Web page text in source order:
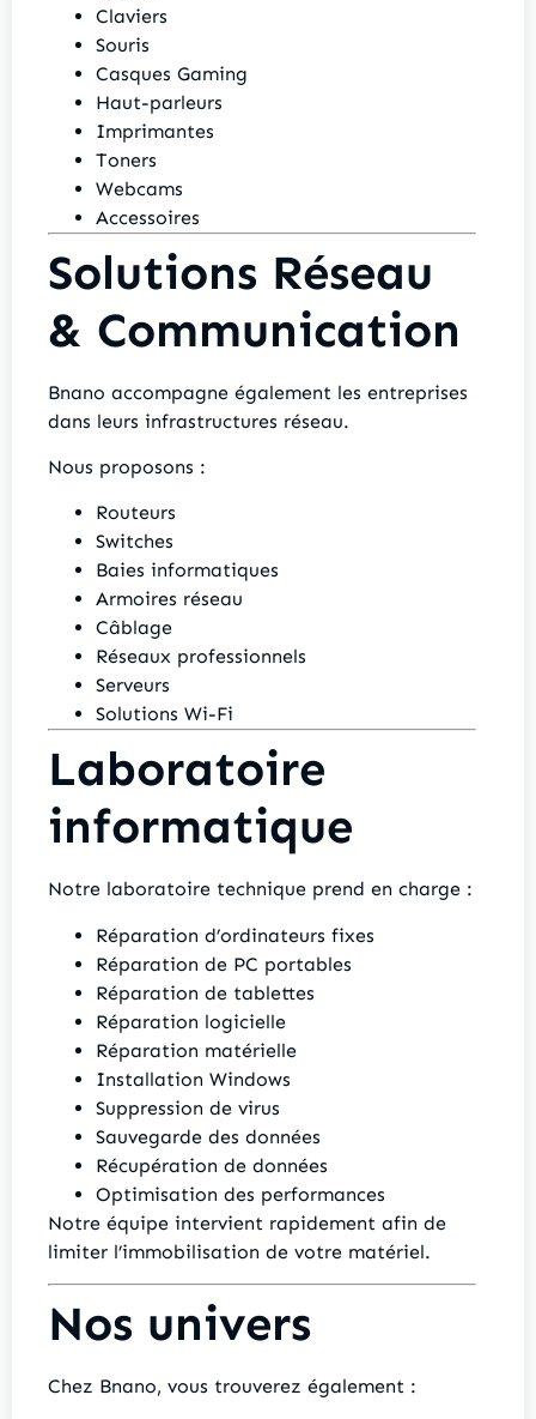
Claviers
Souris
Casques Gaming
Haut-parleurs
Imprimantes
Toners
Webcams
Accessoires
Solutions Réseau
& Communication
Bnano accompagne également les entreprises
dans leurs infrastructures réseau.
Nous proposons :
Routeurs
Switches
Baies informatiques
Armoires réseau
Câblage
Réseaux professionnels
Serveurs
Solutions Wi-Fi
Laboratoire
informatique
Notre laboratoire technique prend en charge :
Réparation d’ordinateurs fixes
Réparation de PC portables
Réparation de tablettes
Réparation logicielle
Réparation matérielle
Installation Windows
Suppression de virus
Sauvegarde des données
Récupération de données
Optimisation des performances
Notre équipe intervient rapidement afin de
limiter l’immobilisation de votre matériel.
Nos univers
Chez Bnano, vous trouverez également :